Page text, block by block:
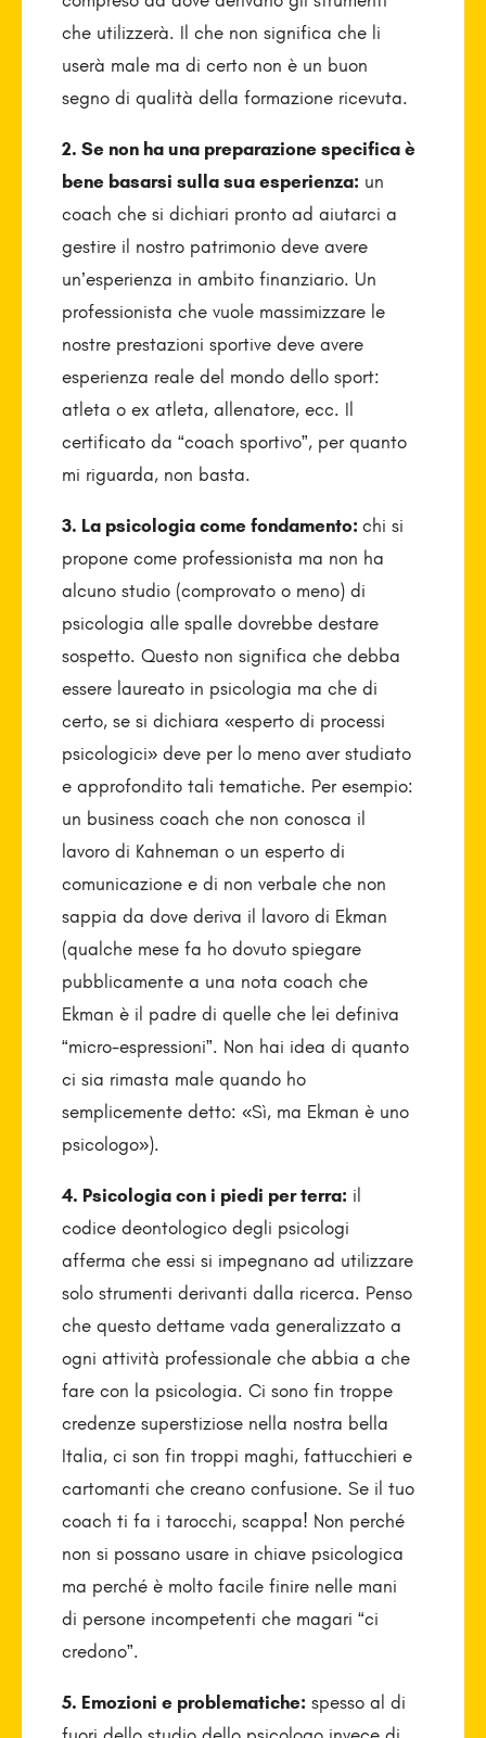
che utilizzerà. Il che non significa che li
userà male ma di certo non è un buon
segno di qualità della formazione ricevuta.
2. Se non ha una preparazione specifica è
bene basarsi sulla sua esperienza: un
coach che si dichiari pronto ad aiutarci a
gestire il nostro patrimonio deve avere
un’esperienza in ambito finanziario. Un
professionista che vuole massimizzare le
nostre prestazioni sportive deve avere
esperienza reale del mondo dello sport:
atleta o ex atleta, allenatore, ecc. Il
certificato da “coach sportivo”, per quanto
mi riguarda, non basta.
3. La psicologia come fondamento: chi si
propone come professionista ma non ha
alcuno studio (comprovato o meno) di
psicologia alle spalle dovrebbe destare
sospetto. Questo non significa che debba
essere laureato in psicologia ma che di
certo, se si dichiara «esperto di processi
psicologici» deve per lo meno aver studiato
e approfondito tali tematiche. Per esempio:
un business coach che non conosca il
lavoro di Kahneman o un esperto di
comunicazione e di non verbale che non
sappia da dove deriva il lavoro di Ekman
(qualche mese fa ho dovuto spiegare
pubblicamente a una nota coach che
Ekman è il padre di quelle che lei definiva
“micro-espressioni”. Non hai idea di quanto
ci sia rimasta male quando ho
semplicemente detto: «Sì, ma Ekman è uno
psicologo»).
4. Psicologia con i piedi per terra: il
codice deontologico degli psicologi
afferma che essi si impegnano ad utilizzare
solo strumenti derivanti dalla ricerca. Penso
che questo dettame vada generalizzato a
ogni attività professionale che abbia a che
fare con la psicologia. Ci sono fin troppe
credenze superstiziose nella nostra bella
Italia, ci son fin troppi maghi, fattucchieri e
cartomanti che creano confusione. Se il tuo
coach ti fa i tarocchi, scappa! Non perché
non si possano usare in chiave psicologica
ma perché è molto facile finire nelle mani
di persone incompetenti che magari “ci
credono”.
5. Emozioni e problematiche: spesso al di